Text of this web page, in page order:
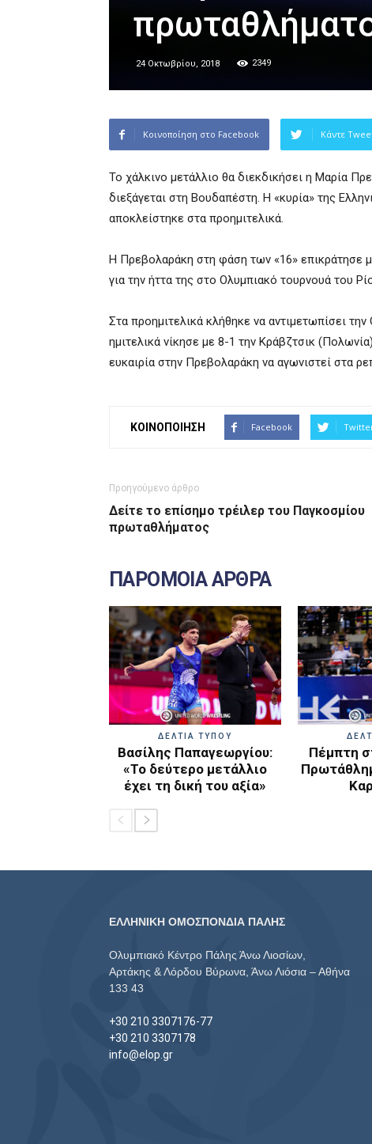
24 Οκτωβρίου, 2018 2349
Κοινοποίηση στο Facebook Κάντε
Το χάλκινο μετάλλιο θα διεκδικήσει η Μαρία
διεξάγεται στη Βουδαπέστη. Η «κυρία» της
αποκλείστηκε στα προημιτελικά.
Η Πρεβολαράκη στη φάση των «16» επικράτησε
για την ήττα της στο Ολυμπιακό τουρνουά του
Στα προημιτελικά κλήθηκε να αντιμετωπίσει
ημιτελικά νίκησε με 8-1 την Κράβζτσικ
ευκαιρία στην Πρεβολαράκη να αγωνιστεί στα
ΚΟΙΝΟΠΟΙΗΣΗ Facebook
Προηγούμενο άρθρο
Δείτε το επίσημο τρέιλερ του Παγκοσμίου
πρωταθλήματος
ΠΑΡΟΜΟΙΑ ΑΡΘΡΑ
ΔΕΛΤΙΑ ΤΥΠΟΥ
Βασίλης Παπαγεωργίου:
«Το δεύτερο μετάλλιο
έχει τη δική του αξία»
Πέμπτη
ΕΛΛΗΝΙΚΗ ΟΜΟΣΠΟΝΔΙΑ ΠΑΛΗΣ
Ολυμπιακό Κέντρο Πάλης Άνω Λιοσίων,
Αρτάκης & Λόρδου Βύρωνα, Άνω Λιόσια – Αθήνα
133 43
+30 210 3307176-77
+30 210 3307178
info@elop.gr